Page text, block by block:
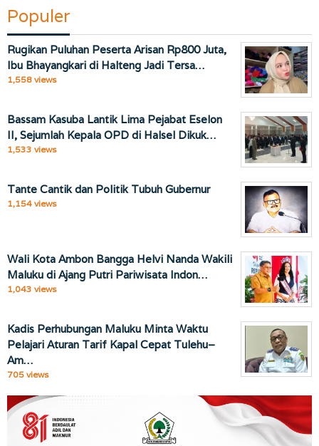
Populer
Rugikan Puluhan Peserta Arisan Rp800 Juta,
Ibu Bhayangkari di Halteng Jadi Tersa…
1,558 views
Bassam Kasuba Lantik Lima Pejabat Eselon
II, Sejumlah Kepala OPD di Halsel Dikuk…
1,533 views
Tante Cantik dan Politik Tubuh Gubernur
1,154 views
Wali Kota Ambon Bangga Helvi Nanda Wakili
Maluku di Ajang Putri Pariwisata Indon…
1,043 views
Kadis Perhubungan Maluku Minta Waktu
Pelajari Aturan Tarif Kapal Cepat Tulehu–
Am…
705 views